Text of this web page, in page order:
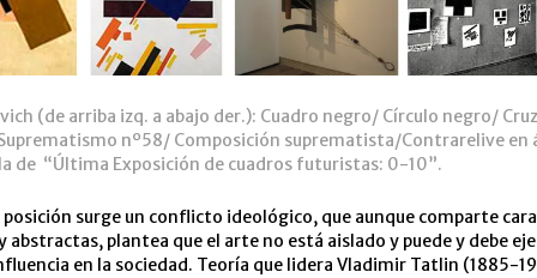
(de arriba izq. a abajo der.): Cuadro negro/ Círculo negro/
nº58/ Composición suprematista/Contrarelive en
de “Última Exposición de cuadros futuristas: 0-10”.
surge un conflicto ideológico, que aunque comparte
abstractas, plantea que el arte no está aislado y puede y debe
en la sociedad. Teoría que lidera Vladimir Tatlin (1885-